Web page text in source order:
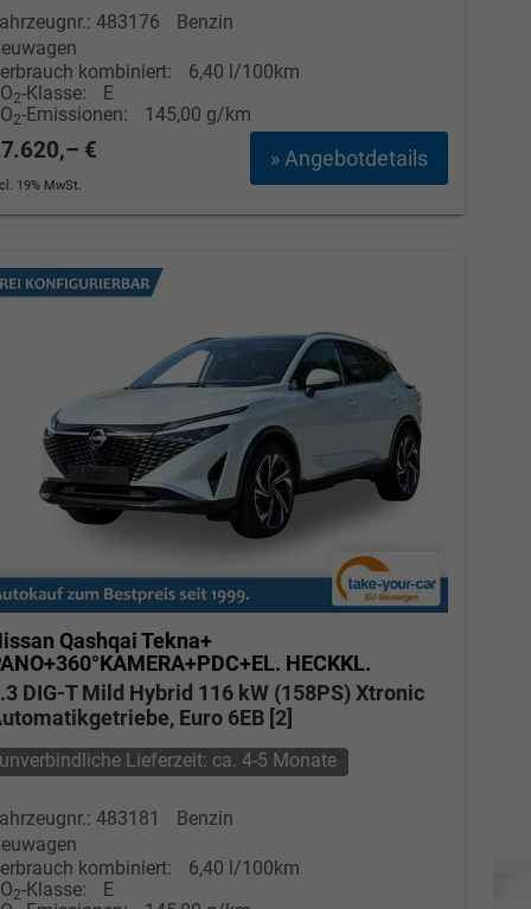
483176
Benzin
kombiniert:
6,40 l/100km
2-Klasse:
E
2-Emissionen: 145,00 g/km
» Angebotdetails
€
19% MwSt.
QashqaiTekna+
HECKKL.
DIG-T Mild Hybrid 116 kW (158PS) Xtronic
Euro 6EB [2]
unverbindliche Lieferzeit: ca. 4-5 Monate
483181
Benzin
kombiniert:
6,40 l/100km
2-Klasse:
E